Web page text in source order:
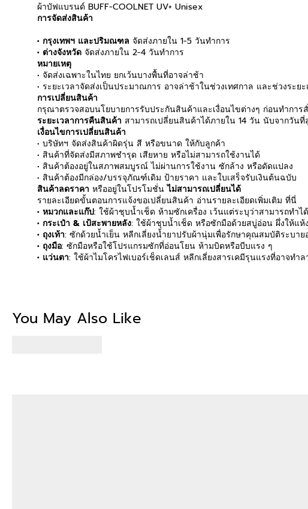
ผ้าบัฟแบรนด์ BUFF-COOLNET UV+ Unisex
การจัดส่งสินค้า
• กรุงเทพฯ และปริมณฑล จัดส่งภายใน 1-5 วันทำการ
• ต่างจังหวัด จัดส่งภายใน 2-4 วันทำการ
หมายเหตุ
• จัดส่งเฉพาะในไทย ยกเว้นบางพื้นที่อาจล่าช้า
• ระยะเวลาจัดส่งเป็นประมาณการ อาจล่าช้าในช่วงเทศกาล และช่วงร
การเปลี่ยนสินค้า
กรุณาตรวจสอบนโยบายการรับประกันสินค้าและเงื่อนไขต่างๆ ก่อนทำกา
ระยะเวลาการคืนสินค้า สามารถเปลี่ยนสินค้าได้ภายใน 14 วัน นับจากวัน
เงื่อนไขการเปลี่ยนสินค้า
• บริษัทฯ จัดส่งสินค้าผิดรุ่น สี หรือขนาด ให้กับลูกค้า
• สินค้าที่จัดส่งมีสภาพชำรุด เสียหาย หรือไม่สามารถใช้งานได้
• สินค้าต้องอยู่ในสภาพสมบูรณ์ ไม่ผ่านการใช้งาน ซักล้าง หรือดัดแปลง
• สินค้าต้องมีกล่อง/บรรจุภัณฑ์เดิม ป้ายราคา และใบเสร็จรับเงินต้นฉบับ
สินค้าลดราคา หรืออยู่ในโปรโมชั่นไม่สามารถเปลี่ยนได้
รายละเอียดขั้นตอนการแจ้งขอเปลี่ยนสินค้า อ่านรายละเอียดเพิ่มเติม ที่นี่
• หมวกและแก๊ป: ใช้ผ้าชุบน้ำเช็ด ห้ามซักเครื่อง เว้นแต่ระบุว่าสามารถทำได้
• กระเป๋า & เป้สะพายหลัง: ใช้ผ้าชุบน้ำเช็ด หรือซักมือด้วยสบู่อ่อน ผึ่งให้แ
• ถุงเท้า: ซักด้วยน้ำเย็น หลีกเลี่ยงน้ำยาปรับผ้านุ่มเพื่อรักษาคุณสมบัติระบา
• ถุงมือ: ซักมือหรือใช้โปรแกรมซักที่อ่อนโยน ห้ามบิดหรือบีบแรง ๆ
• แว่นตา: ใช้ผ้าไมโครไฟเบอร์เช็ดเลนส์ หลีกเลี่ยงสารเคมีรุนแรงที่อาจทำ
You May Also Like